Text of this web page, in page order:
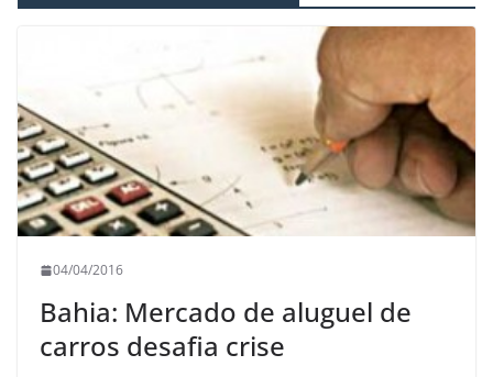
04/04/2016
Bahia: Mercado de aluguel de
carros desafia crise